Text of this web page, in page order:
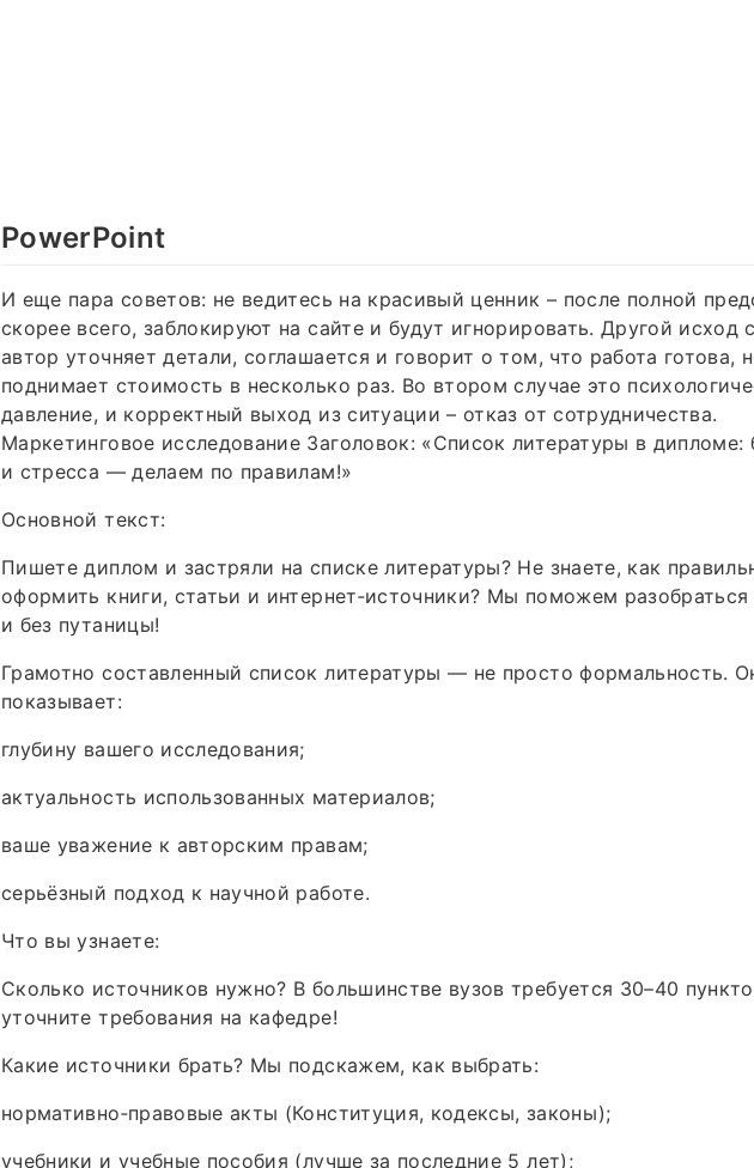
PowerPoint
И еще пара советов: не ведитесь на красивый ценник – после полной
скорее всего, заблокируют на сайте и будут игнорировать. Другой исход
автор уточняет детали, соглашается и говорит о том, что работа готова,
поднимает стоимость в несколько раз. Во втором случае это
давление, и корректный выход из ситуации – отказ от сотрудничества.
Маркетинговое исследование Заголовок: «Список литературы в дипломе:
и стресса — делаем по правилам!»
Основной текст:
Пишете диплом и застряли на списке литературы? Не знаете, как
оформить книги, статьи и интернет‑источники? Мы поможем
и без путаницы!
Грамотно составленный список литературы — не просто формальность.
показывает:
глубину вашего исследования;
актуальность использованных материалов;
ваше уважение к авторским правам;
серьёзный подход к научной работе.
Что вы узнаете:
Сколько источников нужно? В большинстве вузов требуется 30–40
уточните требования на кафедре!
Какие источники брать? Мы подскажем, как выбрать:
нормативно‑правовые акты (Конституция, кодексы, законы);
учебники и учебные пособия (лучше за последние 5 лет);